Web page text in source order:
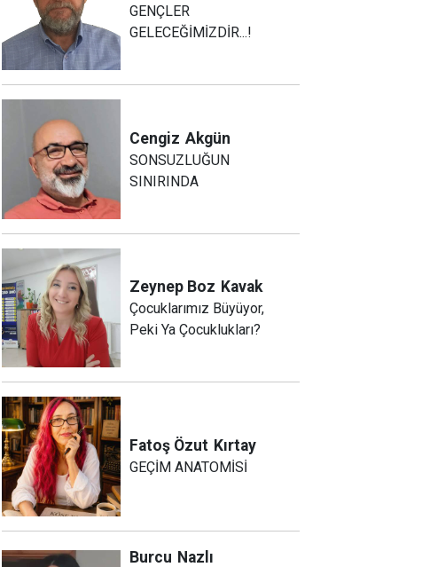
GENÇLER
GELECEĞİMİZDİR...!
Cengiz Akgün
SONSUZLUĞUN
SINIRINDA
Zeynep Boz Kavak
Çocuklarımız Büyüyor,
Peki Ya Çocuklukları?
Fatoş Özut Kırtay
GEÇİM ANATOMİSİ
Burcu Nazlı